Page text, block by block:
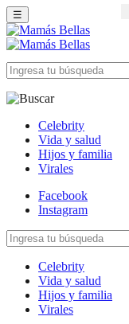
☰
Celebrity
Vida y salud
Hijos y familia
Virales
Facebook
Instagram
Celebrity
Vida y salud
Hijos y familia
Virales